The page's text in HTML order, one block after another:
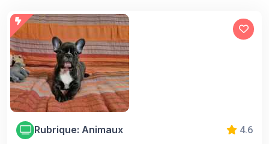
Rubrique: Animaux 4.6